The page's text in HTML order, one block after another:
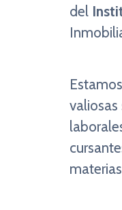
del
valiosas